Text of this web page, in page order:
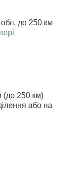
обл. до 250 км
(до 250 км)
або на